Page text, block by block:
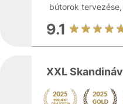
bútorok
9.1
XXL